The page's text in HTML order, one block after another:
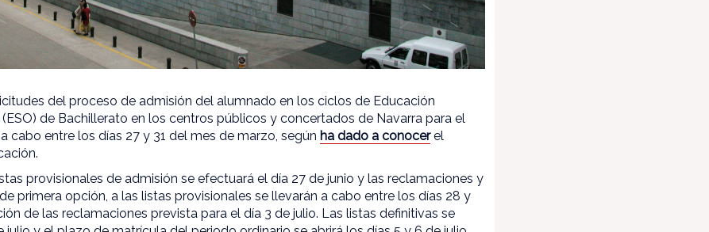
del proceso de admisión del alumnado en los ciclos de Educación
de Bachillerato en los centros públicos y concertados de Navarra para el
cabo entre los días 27 y 31 del mes de marzo, según ha dado a conocer el
provisionales de admisión se efectuará el día 27 de junio y las reclamaciones y
primera opción, a las listas provisionales se llevarán a cabo entre los días 28 y
de las reclamaciones prevista para el día 3 de julio. Las listas definitivas se